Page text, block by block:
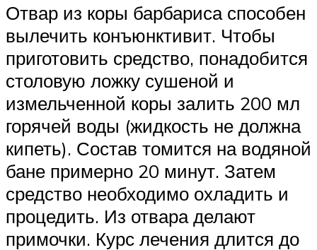
Отвар из коры барбариса способен
вылечить конъюнктивит. Чтобы
приготовить средство, понадобится
столовую ложку сушеной и
измельченной коры залить 200 мл
горячей воды (жидкость не должна
кипеть). Состав томится на водяной
бане примерно 20 минут. Затем
средство необходимо охладить и
процедить. Из отвара делают
примочки. Курс лечения длится до